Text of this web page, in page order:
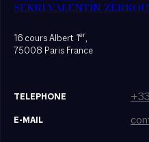
SEKRI VALENTIN
16 cours Albert 1er,
75008 Paris France
TELEPHONE
E-MAIL